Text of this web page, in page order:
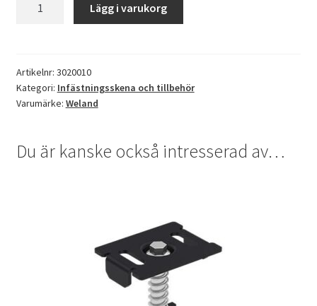
360,00 kr.300,00 kr.
mängd
Lägg i varukorg
Artikelnr: 3020010
Kategori: Infästningsskena och tillbehör
Varumärke: Weland
Du är kanske också intresserad av…